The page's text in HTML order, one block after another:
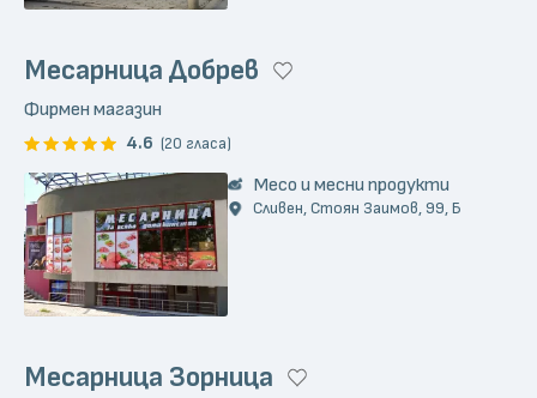
Месарница Добрев
Фирмен магазин
4.6 (20 гласа)
Месо и месни продукти
Сливен, Стоян Заимов, 99, Б
Месарница Зорница